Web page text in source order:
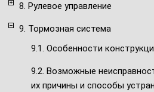
8. Рулевое управление
9. Тормозная система
9.1. Особенности
9.2. Возможные
их причины и способы